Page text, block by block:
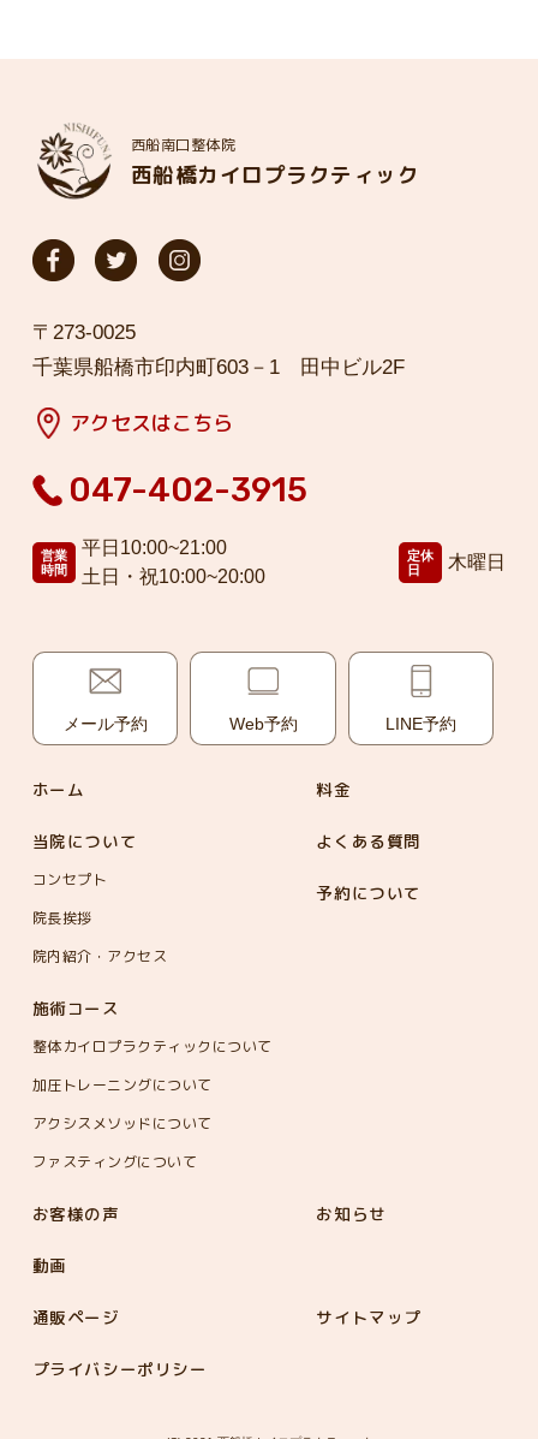
西船南口整体院
西船橋カイロプラクティック
〒273-0025
千葉県船橋市印内町603－1 田中ビル2F
アクセスはこちら
047-402-3915
営業
時間
平日10:00~21:00
土日・祝10:00~20:00
定休
日
木曜日
メール予約 Web予約 LINE予約
ホーム
当院について
コンセプト
院長挨拶
院内紹介・アクセス
料金
よくある質問
予約について
施術コース
整体カイロプラクティックについて
加圧トレーニングについて
アクシスメソッドについて
ファスティングについて
お客様の声 お知らせ
動画
通販ページ サイトマップ
プライバシーポリシー